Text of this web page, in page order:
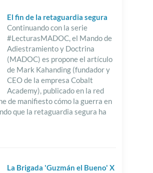
El fin de la retaguardia segura
Continuando con la serie
#LecturasMADOC, el Mando de
Adiestramiento y Doctrina
(MADOC) es propone el artículo
de Mark Kahanding (fundador y
CEO de la empresa Cobalt
Academy), publicado en la red
de manifiesto cómo la guerra en
que la retaguardia segura ha
La Brigada 'Guzmán el Bueno' X